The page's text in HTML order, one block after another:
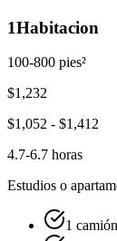
1Habitacion
100-800 pies²
$1,232
$1,052 - $1,412
4.7-6.7 horas
Estudios o
1 camión